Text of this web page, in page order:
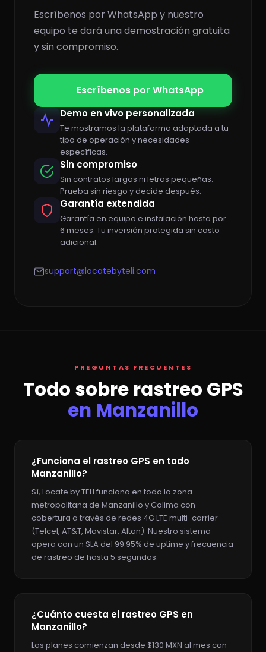
Escríbenos por WhatsApp y nuestro
equipo te dará una demostración gratuita
y sin compromiso.
Escríbenos por WhatsApp
Demo en vivo personalizada
Te mostramos la plataforma adaptada a tu
tipo de operación y necesidades
específicas.
Sin compromiso
Sin contratos largos ni letras pequeñas.
Prueba sin riesgo y decide después.
Garantía extendida
Garantía en equipo e instalación hasta por
6 meses. Tu inversión protegida sin costo
adicional.
support@locatebyteli.com
PREGUNTAS FRECUENTES
Todo sobre rastreo GPS
en Manzanillo
¿Funciona el rastreo GPS en todo
Manzanillo?
Sí, Locate by TELI funciona en toda la zona
metropolitana de Manzanillo y Colima con
cobertura a través de redes 4G LTE multi-carrier
(Telcel, AT&T, Movistar, Altan). Nuestro sistema
opera con un SLA del 99.95% de uptime y frecuencia
de rastreo de hasta 5 segundos.
¿Cuánto cuesta el rastreo GPS en
Manzanillo?
Los planes comienzan desde $130 MXN al mes con